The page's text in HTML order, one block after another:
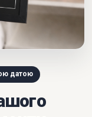
датою